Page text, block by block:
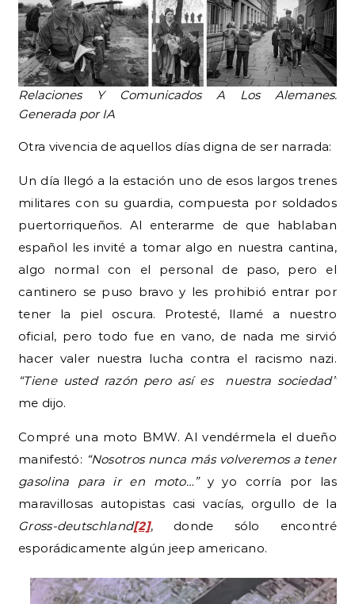
Relaciones Y Comunicados A Los Alemanes.
Generada por IA
Otra vivencia de aquellos días digna de ser narrada:
Un día llegó a la estación uno de esos largos trenes
militares con su guardia, compuesta por soldados
puertorriqueños. Al enterarme de que hablaban
español les invité a tomar algo en nuestra cantina,
algo normal con el personal de paso, pero el
cantinero se puso bravo y les prohibió entrar por
tener la piel oscura. Protesté, llamé a nuestro
oficial, pero todo fue en vano, de nada me sirvió
hacer valer nuestra lucha contra el racismo nazi.
“Tiene usted razón pero así es nuestra sociedad”
me dijo.
Compré una moto BMW. Al vendérmela el dueño
manifestó: “Nosotros nunca más volveremos a tener
gasolina para ir en moto…”y yo corría por las
maravillosas autopistas casi vacías, orgullo de la
Gross-deutschland[2], donde sólo encontré
esporádicamente algún jeep americano.